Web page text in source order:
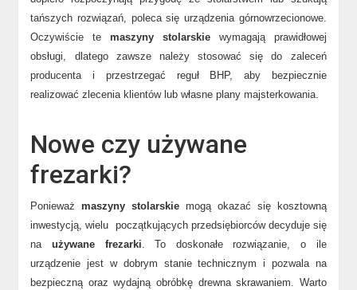
tańszych rozwiązań, poleca się urządzenia górnowrzecionowe.
Oczywiście temaszyny stolarskiewymagają prawidłowej
obsługi, dlatego zawsze należy stosować się do zaleceń
producenta i przestrzegać reguł BHP, aby bezpiecznie
realizować zlecenia klientów lub własne plany majsterkowania.
Nowe czy używane
frezarki?
Ponieważmaszyny stolarskiemogą okazać się kosztowną
inwestycją, wielu początkujących przedsiębiorców decyduje się
naużywane frezarki. To doskonałe rozwiązanie, o ile
urządzenie jest w dobrym stanie technicznym i pozwala na
bezpieczną oraz wydajną obróbkę drewna skrawaniem. Warto